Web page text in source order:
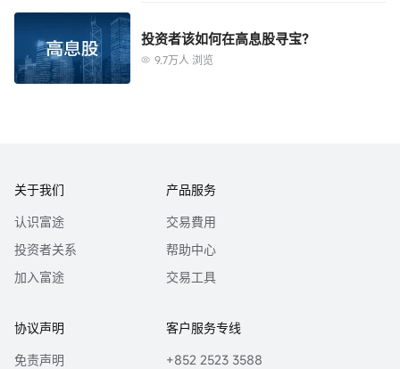
而非考虑任何某特定收取者的特定投资目标，财务状况或任何特别需要。本报
告内的任何资料或意见均不构成或被视为富途集团的任何成员作出提议，建议
或征求购入或出售任何证券，有关投资或其它金融证券。本报告所提及之产品
未必适合所有投资者，阅览本报告的人士应在作出任何投资决策时须充分考虑
本报告提供给某接收人是基于该接收人被认为有能力独立评估投资风险并就投
若有任何关于富途证券研究报告的问题请直接联系富途证券。本报告作者所持
本报告中的任何内容均不得解释为购买或出售证券的要约或邀请。任何决定购
买本研究报告中所提及的证券都应考虑到现有的公开信息，包括任何有关此类
证券的招股说明书等。
对本研究报告所评论的上市法团的个人观点; 及 (ii) 他/她过往，现在或将来，直
接或间接，所收取之报酬没有任何部份是与他/她在本报告所表达之特别推荐或
投资者该如何在高息股寻宝?
9.7万人 浏览
关于我们
认识富途
投资者关系
加入富途
产品服务
交易費用
帮助中心
交易工具
协议声明
免责声明
客户服务专线
+852 2523 3588